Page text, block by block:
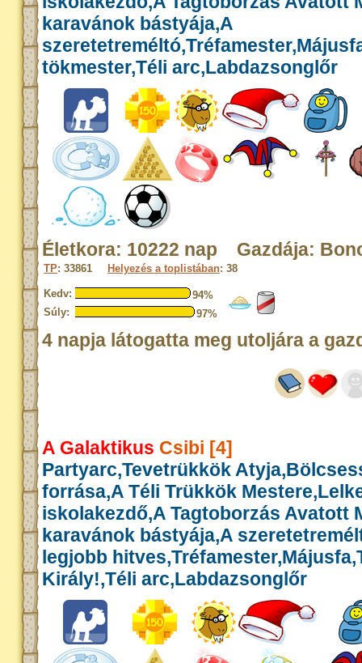
karavánok bástyája,A
tökmester,Téli arc,Labdazsonglőr
Életkora: 10222 nap Gazdája:
TP: 33861 Helyezés a toplistában: 38
Kedv:
94%
Súly:
97%
4 napja látogatta meg utoljára a
A Galaktikus Csibi [4]
Partyarc,Tevetrükkök
forrása,A Téli Trükkök
iskolakezdő,A Tagtoborzás Avatott
karavánok bástyája,A
legjobb
Király!,Téli arc,Labdazsonglőr